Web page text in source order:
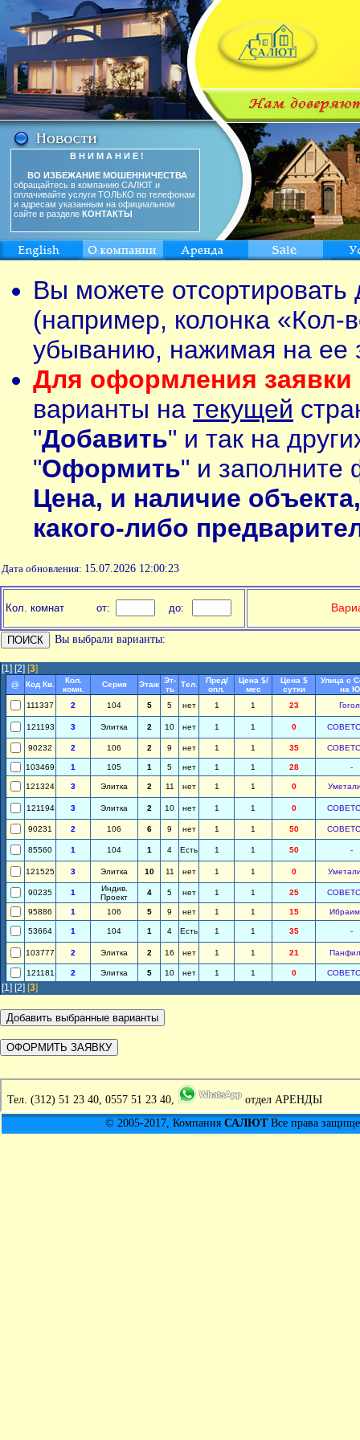
В Н И М А Н И Е !
ВО ИЗБЕЖАНИЕ МОШЕННИЧЕСТВА
обращайтесь в компанию САЛЮТ и
оплачивайте услуги ТОЛЬКО по телефонам
и адресам указанным на официальном
сайте в разделе КОНТАКТЫ
Вы можете
(например, колонка «Кол-
убыванию, нажимая на ее
Для оформления заявки
варианты на текущей
"Добавить" и так на
"Оформить" и заполните
Цена, и наличие
какого-либо
Дата обновления: 15.07.2026 12:00:23
Кол. комнат от: до:
Вы выбрали варианты:
[1] [2] [3]
@ Код Кв.
Кол.
комн.
Серия Этаж Эт-
ть
Тел.
Пред/
опл.
Цена $/
мес
Цена $
сутки
Улица с
на
111337
2 104 5 5 нет 1 1 23
121193 3 Элитка 2 10 нет 1 1 0
90232 2 106 2 9 нет 1 1 35
103469 1 105 1 5 нет 1 1 28 -
121324 3 Элитка 2 11 нет 1 1 0
121194 3 Элитка 2 10 нет 1 1 0
90231 2 106 6 9 нет 1 1 50
85560 1 104 1 4 Есть 1 1 50 -
121525 3 Элитка 10 11 нет 1 1 0
90235 1
Индив.
Проект
4 5 нет 1 1 25
95886 1 106 5 9 нет 1 1 15
53664 1 104 1 4 Есть 1 1 35 -
103777 2 Элитка 2 16 нет 1 1 21
121181 2 Элитка 5 10 нет 1 1 0
[1] [2] [3]
Тел. (312) 51 23 40, 0557 51 23 40,
отдел АРЕНДЫ
© 2005-2017, Компания САЛЮТВсе права